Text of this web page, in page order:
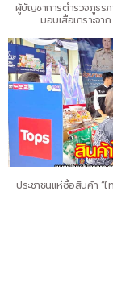
ผู้บัญชาการตำรวจภูธร
มอบเสื้อเกราะจ
ประชาชนแห่ซื้อสินค้า “